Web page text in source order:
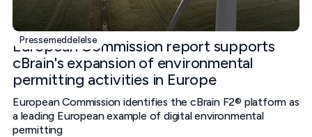
Pressemeddelelse
European Commission report supports
cBrain's expansion of environmental
permitting activities in Europe
European Commission identifies the cBrain F2® platform as
a leading European example of digital environmental
permitting